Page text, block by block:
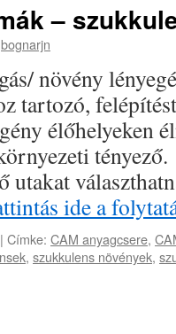
–
bognarjn
növény
tartozó,
élőhelyeken
utakat
ide a
| Címke: CAM anyagcsere,
, szukkulens növények,